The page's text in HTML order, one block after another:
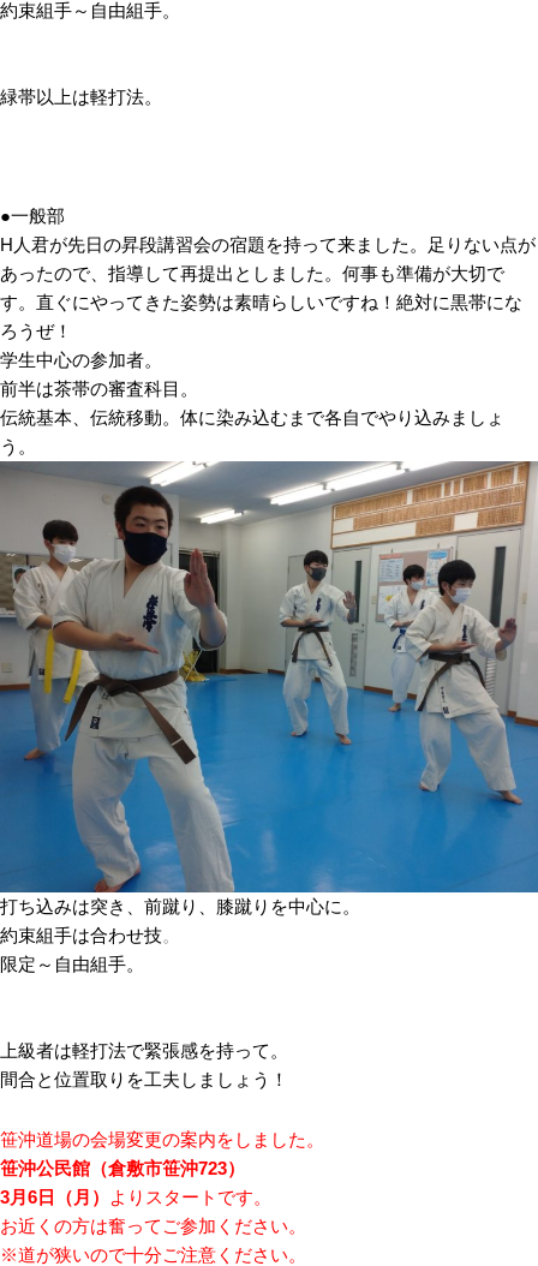
約束組手～自由組手。
緑帯以上は軽打法。
●一般部
H人君が先日の昇段講習会の宿題を持って来ました。 足りない点が
あったので、指導して再提出としました。何事も準備が大切で
す。直ぐにやってきた姿勢は素晴らしいですね！絶対に黒帯にな
ろうぜ！
学生中心の参加者。
前半は茶帯の審査科目。
伝統基本、伝統移動。体に染み込むまで各自でやり込みましょ
う。
打ち込みは突き、前蹴り、膝蹴りを中心に。
約束組手は合わせ技。
限定～自由組手。
上級者は軽打法で緊張感を持って。
間合と位置取りを工夫しましょう！
笹沖道場の会場変更の案内をしました。
笹沖公民館（倉敷市笹沖723）
3月6日（月）
よりスタートです。
お近くの方は奮ってご参加ください。
※道が狭いので十分ご注意ください。